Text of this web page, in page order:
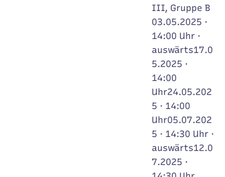
III, Gruppe B
03.05.2025 ·
14:00 Uhr ·
auswärts17.0
5.2025 ·
14:00
Uhr24.05.202
5 · 14:00
Uhr05.07.202
5 · 14:30 Uhr ·
auswärts12.0
7.2025 ·